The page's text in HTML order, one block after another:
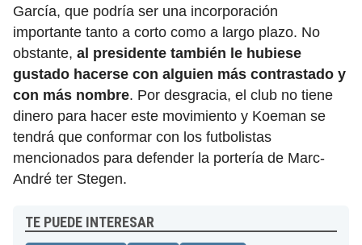
García, que podría ser una incorporación
importante tanto a corto como a largo plazo. No
obstante, al presidente también le hubiese
gustado hacerse con alguien más contrastado y
con más nombre. Por desgracia, el club no tiene
dinero para hacer este movimiento y Koeman se
tendrá que conformar con los futbolistas
mencionados para defender la portería de Marc-
André ter Stegen.
TE PUEDE INTERESAR